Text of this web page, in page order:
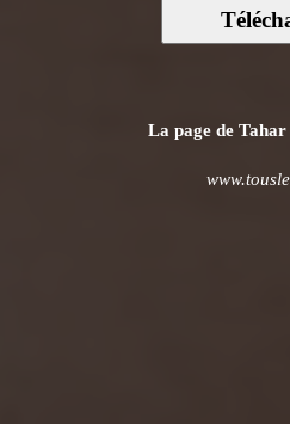
La page de Tahar